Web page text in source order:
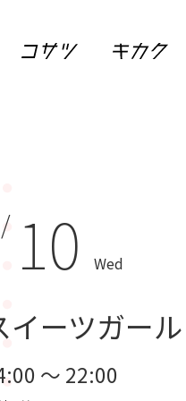
10Wed
イーツガール
～ 22:00